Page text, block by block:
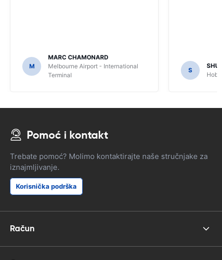
M
MARC CHAMONARD
Melbourne Airport - International
Terminal
S
Pomoć i kontakt
Trebate pomoć? Molimo kontaktirajte naše stručnjake za
iznajmljivanje.
Korisnička podrška
Račun